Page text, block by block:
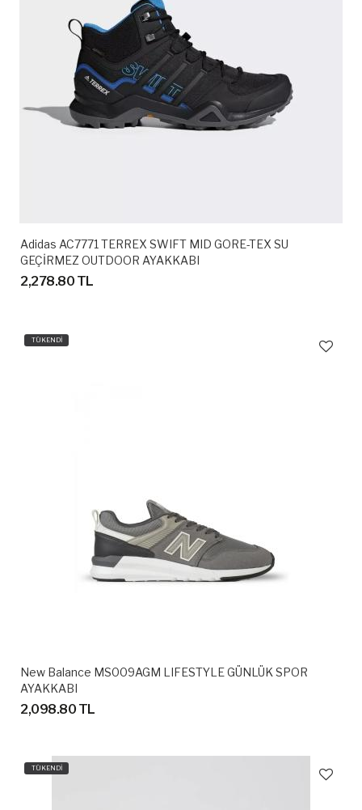
Adidas AC7771 TERREX SWIFT MID GORE-TEX SU
GEÇİRMEZ OUTDOOR AYAKKABI
2,278.80 TL
TÜKENDİ
New Balance MS009AGM LIFESTYLE GÜNLÜK SPOR
AYAKKABI
2,098.80 TL
TÜKENDİ